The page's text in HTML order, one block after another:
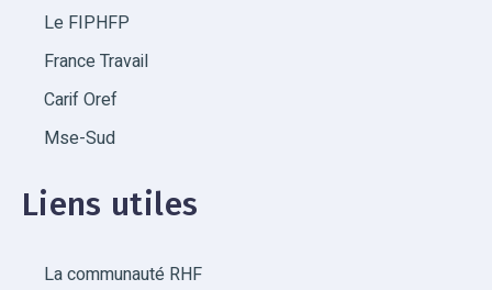
Le FIPHFP
France Travail
Carif Oref
Mse-Sud
Liens utiles
La communauté RHF